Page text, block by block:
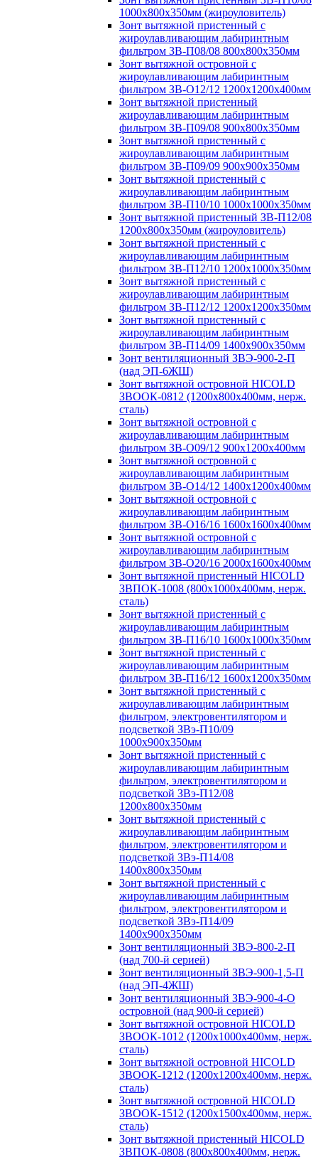
1000х800х350мм (жироуловитель)
Зонт вытяжной пристенный с
жироулавливающим лабиринтным
фильтром ЗВ-П08/08 800х800х350мм
Зонт вытяжной островной с
жироулавливающим лабиринтным
фильтром ЗВ-О12/12 1200х1200х400мм
Зонт вытяжной пристенный
жироулавливающим лабиринтным
фильтром ЗВ-П09/08 900х800х350мм
Зонт вытяжной пристенный с
жироулавливающим лабиринтным
фильтром ЗВ-П09/09 900х900х350мм
Зонт вытяжной пристенный с
жироулавливающим лабиринтным
фильтром ЗВ-П10/10 1000х1000х350мм
Зонт вытяжной пристенный ЗВ-П12/08
1200х800х350мм (жироуловитель)
Зонт вытяжной пристенный с
жироулавливающим лабиринтным
фильтром ЗВ-П12/10 1200х1000х350мм
Зонт вытяжной пристенный с
жироулавливающим лабиринтным
фильтром ЗВ-П12/12 1200х1200х350мм
Зонт вытяжной пристенный с
жироулавливающим лабиринтным
фильтром ЗВ-П14/09 1400х900х350мм
Зонт вентиляционный ЗВЭ-900-2-П
(над ЭП-6ЖШ)
Зонт вытяжной островной HICOLD
ЗВООК-0812 (1200х800x400мм, нерж.
сталь)
Зонт вытяжной островной с
жироулавливающим лабиринтным
фильтром ЗВ-О09/12 900х1200х400мм
Зонт вытяжной островной с
жироулавливающим лабиринтным
фильтром ЗВ-О14/12 1400х1200х400мм
Зонт вытяжной островной с
жироулавливающим лабиринтным
фильтром ЗВ-О16/16 1600х1600х400мм
Зонт вытяжной островной с
жироулавливающим лабиринтным
фильтром ЗВ-О20/16 2000х1600х400мм
Зонт вытяжной пристенный HICOLD
ЗВПОК-1008 (800х1000х400мм, нерж.
сталь)
Зонт вытяжной пристенный с
жироулавливающим лабиринтным
фильтром ЗВ-П16/10 1600х1000х350мм
Зонт вытяжной пристенный с
жироулавливающим лабиринтным
фильтром ЗВ-П16/12 1600х1200х350мм
Зонт вытяжной пристенный с
жироулавливающим лабиринтным
фильтром, электровентилятором и
подсветкой ЗВэ-П10/09
1000х900х350мм
Зонт вытяжной пристенный с
жироулавливающим лабиринтным
фильтром, электровентилятором и
подсветкой ЗВэ-П12/08
1200х800х350мм
Зонт вытяжной пристенный с
жироулавливающим лабиринтным
фильтром, электровентилятором и
подсветкой ЗВэ-П14/08
1400х800х350мм
Зонт вытяжной пристенный с
жироулавливающим лабиринтным
фильтром, электровентилятором и
подсветкой ЗВэ-П14/09
1400х900х350мм
Зонт вентиляционный ЗВЭ-800-2-П
(над 700-й серией)
Зонт вентиляционный ЗВЭ-900-1,5-П
(над ЭП-4ЖШ)
Зонт вентиляционный ЗВЭ-900-4-О
островной (над 900-й серией)
Зонт вытяжной островной HICOLD
ЗВООК-1012 (1200х1000х400мм, нерж.
сталь)
Зонт вытяжной островной HICOLD
ЗВООК-1212 (1200x1200x400мм, нерж.
сталь)
Зонт вытяжной островной HICOLD
ЗВООК-1512 (1200х1500х400мм, нерж.
сталь)
Зонт вытяжной пристенный HICOLD
ЗВПОК-0808 (800х800х400мм, нерж.